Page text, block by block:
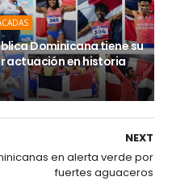
Dominicana tiene su
actuación en historia
NEXT
en alerta verde por
fuertes aguaceros